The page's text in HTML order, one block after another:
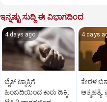
ಇನ್ನಷ್ಟು ಸುದ್ದಿ ಈ ವಿಭಾಗದಿಂದ
4 days ago
ಬೈಕ್‌ ಟ್ಯಾಕ್ಸಿಗೆ
ಹಿಂಬದಿಯಿಂದ ಕಾರು ಡಿಕ್ಕಿ:
4 days
ಕೇರಳ
ಆತ್ಮಹತ್ಯೆ: